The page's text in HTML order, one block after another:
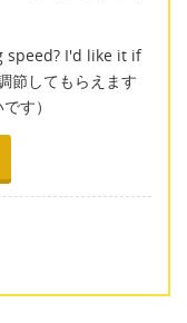
speed? I'd like it if
節してもらえます
す）